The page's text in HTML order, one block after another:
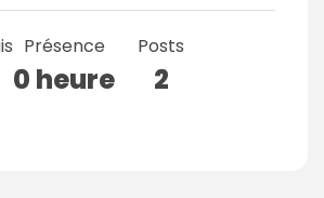
Présence
0 heure
Posts
2